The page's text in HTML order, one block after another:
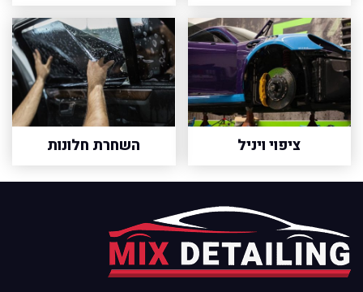
ציפוי ויניל השחרת חלונות